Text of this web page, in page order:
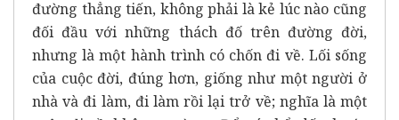
đường thẳng tiến, không phải là kẻ lúc nào cũng
đối đầu với những thách đố trên đường đời,
nhưng là một hành trình có chốn đi về. Lối sống
của cuộc đời, đúng hơn, giống như một người ở
nhà và đi làm, đi làm rồi lại trở về; nghĩa là một